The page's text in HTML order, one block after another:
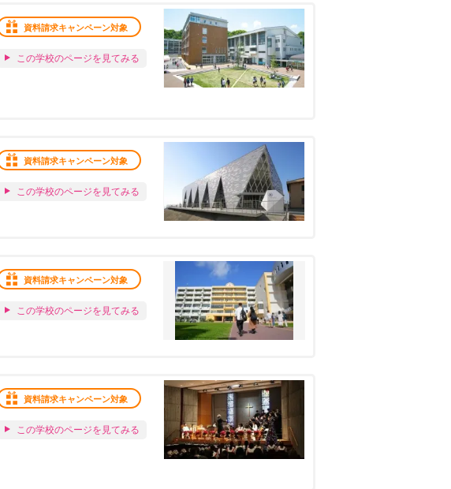
資料請求キャンペーン対象
この学校のページを見てみる
資料請求キャンペーン対象
この学校のページを見てみる
資料請求キャンペーン対象
この学校のページを見てみる
資料請求キャンペーン対象
この学校のページを見てみる